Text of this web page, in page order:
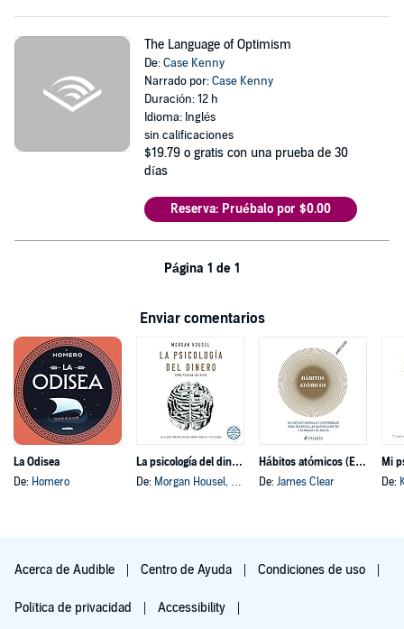
The Language of Optimism
De:Case Kenny
Narrado por:Case Kenny
Duración: 12 h
Idioma: Inglés
sin calificaciones
$19.79 o gratis con una prueba de 30
días
Reserva: Pruébalo por $0.00
Página 1 de 1
Enviar comentarios
La Odisea
De: Homero
La psicología del dinero
De: Morgan Housel, y otros
Hábitos atómicos (Español neutro)
De: James Clear
Mi
De:
Acerca de Audible Centro de Ayuda Condiciones de uso
Política de privacidad Accessibility